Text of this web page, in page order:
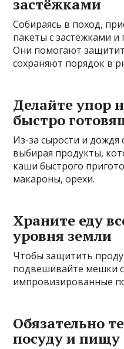
застёжками
Собираясь в поход,
пакеты с застёжками
Они помогают
сохраняют порядок в
Делайте упор
быстро
Из-за сырости и дождя
выбирая продукты,
каши быстрого
макароны, орехи.
Храните еду
уровня земли
Чтобы защитить
подвешивайте мешки
импровизированные
Обязательно
посуду и пищу